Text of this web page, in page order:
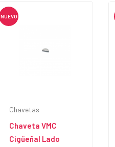
NUEVO
Chavetas
Chaveta VMC
Cigüeñal Lado